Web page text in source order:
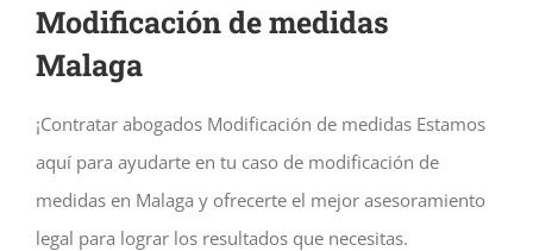
Modificación de medidas
Malaga
¡Contratar abogados Modificación de medidas Estamos
aquí para ayudarte en tu caso de modificación de
medidas en Malaga y ofrecerte el mejor asesoramiento
legal para lograr los resultados que necesitas.